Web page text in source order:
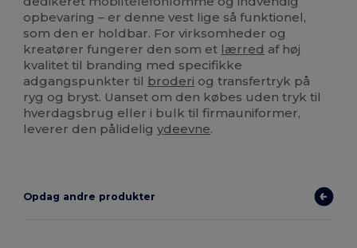
opbevaring – er denne vest lige så funktionel,
som den er holdbar. For virksomheder og
kreatører fungerer den som et lærred af høj
kvalitet til branding med specifikke
adgangspunkter til broderi og transfertryk på
ryg og bryst. Uanset om den købes uden tryk til
hverdagsbrug eller i bulk til firmauniformer,
leverer den pålideligydeevne.
Opdag andre produkter